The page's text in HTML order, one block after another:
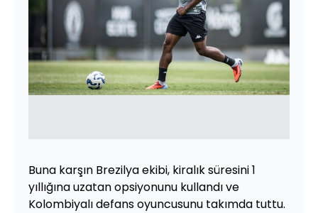
Buna karşın Brezilya ekibi, kiralık süresini 1
yıllığına uzatan opsiyonunu kullandı ve
Kolombiyalı defans oyuncusunu takımda tuttu.